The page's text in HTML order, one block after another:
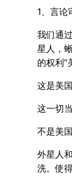
1、言论
我们通
星人，
的权利”
这是美
这一切
不是美
外星人
洗。使